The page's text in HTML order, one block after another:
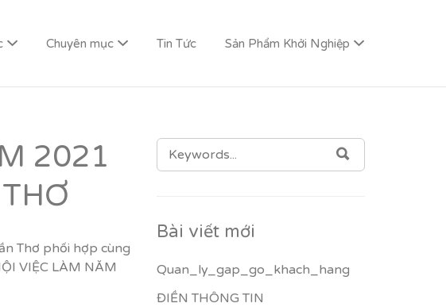
Chuyên mục Tin Tức Sản Phẩm Khởi Nghiệp
2021
Thơ phối hợp cùng
VIỆC LÀM NĂM
SEARCH
FOR:
Bài viết mới
Quan_ly_gap_go_khach_hang
ĐIỀN THÔNG TIN